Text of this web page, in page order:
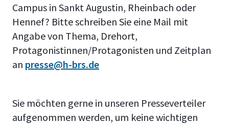
Campus in Sankt Augustin, Rheinbach oder
Hennef? Bitte schreiben Sie eine Mail mit
Angabe von Thema, Drehort,
Protagonistinnen/Protagonisten und Zeitplan
an presse@h-brs.de
Sie möchten gerne in unseren Presseverteiler
aufgenommen werden, um keine wichtigen